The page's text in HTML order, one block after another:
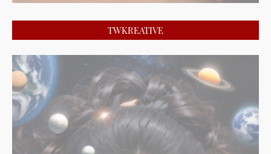
TWKREATIVE